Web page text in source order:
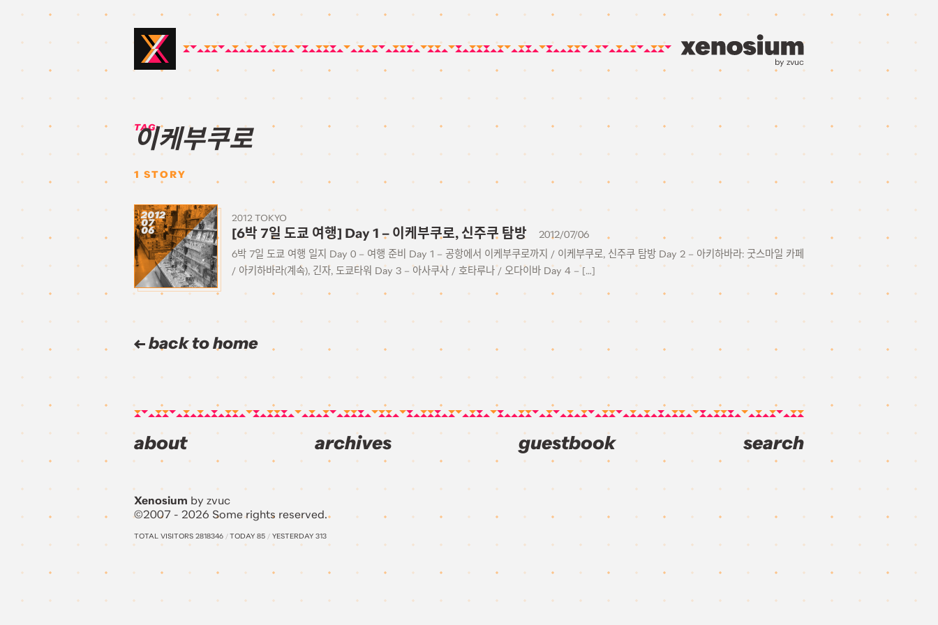
by zvuc
TAG:
이케부쿠로
1 STORY
2012
07
06
2012 TOKYO
[6박 7일 도쿄 여행] Day 1 – 이케부쿠로, 신주쿠 탐방
2012/07/06
6박 7일 도쿄 여행 일지 Day 0 – 여행 준비 Day 1 – 공항에서 이케부쿠로까지 / 이케부쿠로, 신주쿠 탐방 Day 2 – 아키하바라: 굿스마일 카페
/ 아키하바라(계속), 긴자, 도쿄타워 Day 3 – 아사쿠사 / 호타루나 / 오다이바 Day 4 – […]
back to home
about archives guestbook search
Xenosium by zvuc
©2007 - 2026 Some rights reserved.
TOTAL VISITORS 2818346 /TODAY 85 / YESTERDAY 313